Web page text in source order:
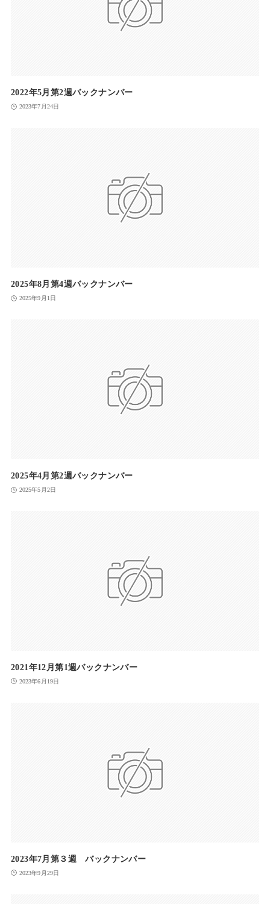
2022年5月第2週バックナンバー
2023年7月24日
2025年8月第4週バックナンバー
2025年9月1日
2025年4月第2週バックナンバー
2025年5月2日
2021年12月第1週バックナンバー
2023年6月19日
2023年7月第３週 バックナンバー
2023年9月29日